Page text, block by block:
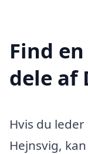
Find
dele af
Hvis du
Hejnsvig,